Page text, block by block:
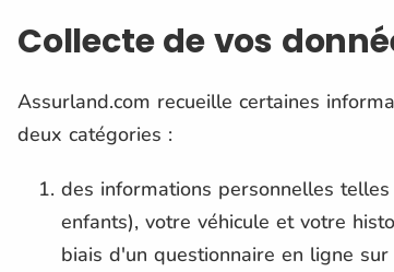
Collecte de vos
Assurland.com recueille certaines
deux catégories :
des informations personnelles
enfants), votre véhicule et votre
biais d'un questionnaire en ligne